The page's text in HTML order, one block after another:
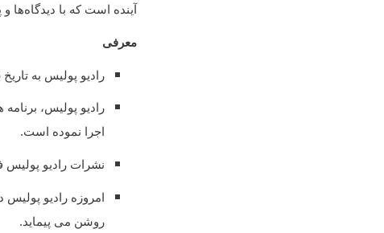
آینده است که با دیدگاه‌ها
معرفی
رادیو پولیس به تاریخ ۵ دلو۱۳۹۳ آغاز به کارکرد.
رادیو پولیس،
اجرا نموده است.
نشرات رادیو پولیس
امروزه رادیو
روشن می پیماید.